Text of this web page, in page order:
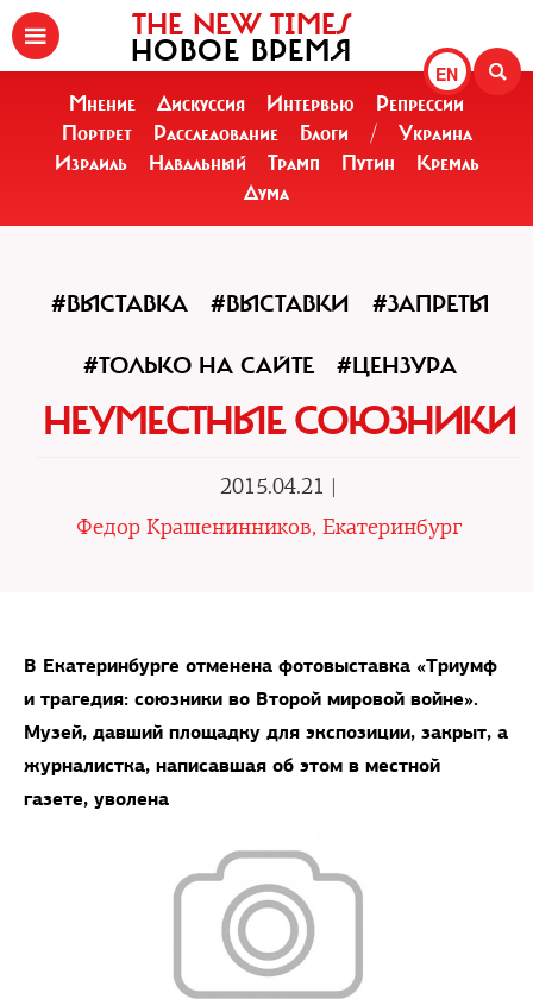
EN
THE NEW TIMES
НОВОЕ ВРЕМЯ
Мнение Дискуссия Интервью
Репрессии
Портрет
Расследование Блоги /
Украина
Израиль
Навальный Трамп Путин
Кремль
Дума
#ВЫСТАВКА #ВЫСТАВКИ #ЗАПРЕТЫ
#ТОЛЬКО НА САЙТЕ #ЦЕНЗУРА
НЕУМЕСТНЫЕ СОЮЗНИКИ
2015.04.21 |
Федор Крашенинников, Екатеринбург
В Екатеринбурге отменена фотовыставка «Триумф
и трагедия: союзники во Второй мировой войне».
Музей, давший площадку для экспозиции, закрыт, а
журналистка, написавшая об этом в местной
газете, уволена